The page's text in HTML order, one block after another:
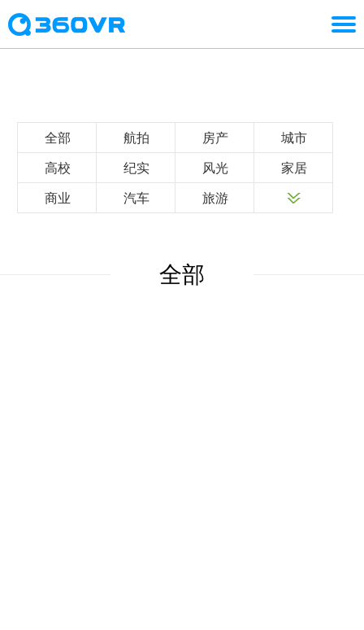
全部 航拍 房产 城市
高校 纪实 风光 家居
商业 汽车 旅游
全部